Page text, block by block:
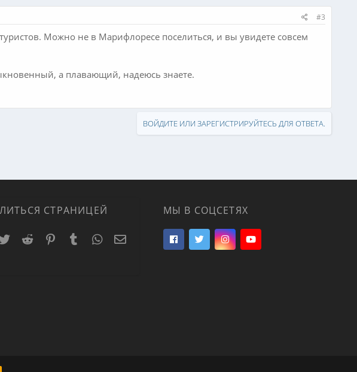
#3
Можно не в Марифлоресе поселиться, и вы увидете совсем
а плавающий, надеюсь знаете.
ВОЙДИТЕ ИЛИ ЗАРЕГИСТРИРУЙТЕСЬ ДЛЯ ОТВЕТА.
СТРАНИЦЕЙ
TwitterReddit PinterestTumblrWhatsAppЭлектронная почта
МЫ В СОЦСЕТЯХ